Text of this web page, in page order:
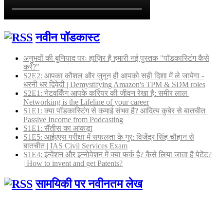
नवीन पॉडकास्ट
अनुभवों की बुनियाद परः हाज़िर है हमारी नई पुस्तक "पॉडकास्टिंग कैसे
करें?"
S2E2: आपका कौशल और जुनून ही आपको सही दिशा में ले जायेगा -
धरनी धर द्विवेदी | Demystifying Amazon's TPM & SDM roles
S2E1: नेटवर्किंग आपके करियर की जीवन रेखा है: समीर लाल |
Networking is the Lifeline of your career
S1E1: क्या पॉडकास्टिंग से कमाई संभव है? आदित्य कुबेर से बातचीत |
Passive Income from Podcasting
S1E1: सैंतीस का आंकड़ा
S1E5: आईएएस परीक्षा में सफलता के गुर: विजेंद्र सिंह चौहान से
बातचीत | IAS Civil Services Exam
S1E4: इंन्वेंशन और इन्नोवेशन में क्या फर्क है? कैसे लिया जाता है पेटेंट?
| How to invent and get Patents?
सामयिकी पर नवीनतम लेख